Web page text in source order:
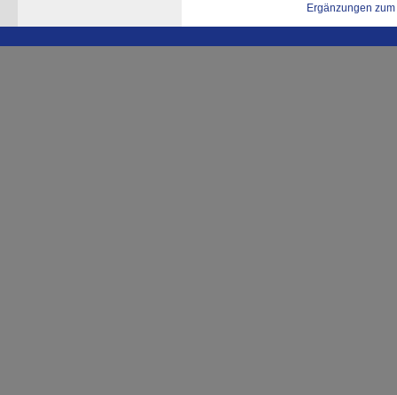
Ergänzungen